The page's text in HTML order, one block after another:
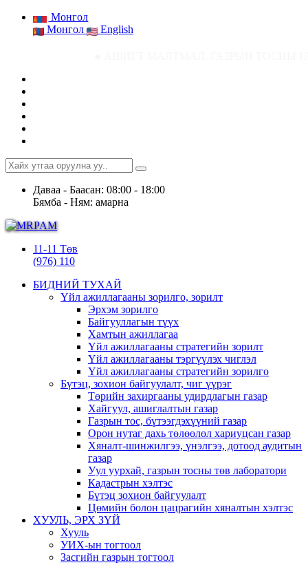
Монгол
Монгол
English
Даваа - Баасан: 08:00 - 18:00
Бямба - Ням: амарна
11-11 Төв
(976) 110
БИДНИЙ ТУХАЙ
Үйл ажиллагааны зорилго, зорилт
Эрхэм зорилго
Байгууллагын түүх
Хамтын ажиллагаа
Үйл ажиллагааны стратегийн зорилт
Үйл ажиллагааны тэргүүлэх чиглэл
Үйл ажиллагааны стратегийн зорилго
Бүтэц, зохион байгуулалт, чиг үүрэг
Төрийн захиргааны удирдлагын газар
Хайгуул, ашиглалтын газар
Газрын тос, бүтээгдэхүүний газар
Орон нутаг дахь төлөөлөл хариуцсан газар
Хяналт-шинжилгээ, үнэлгээ, дотоод аудитын
газар
Уул уурхай, газрын тосны төв лаборатори
Кадастрын хэлтэс
Бүтэц зохион байгуулалт
Цөмийн болон цацрагийн хяналтын хэлтэс
ХУУЛЬ, ЭРХ ЗҮЙ
Хууль
УИХ-ын тогтоол
Засгийн газрын тогтоол